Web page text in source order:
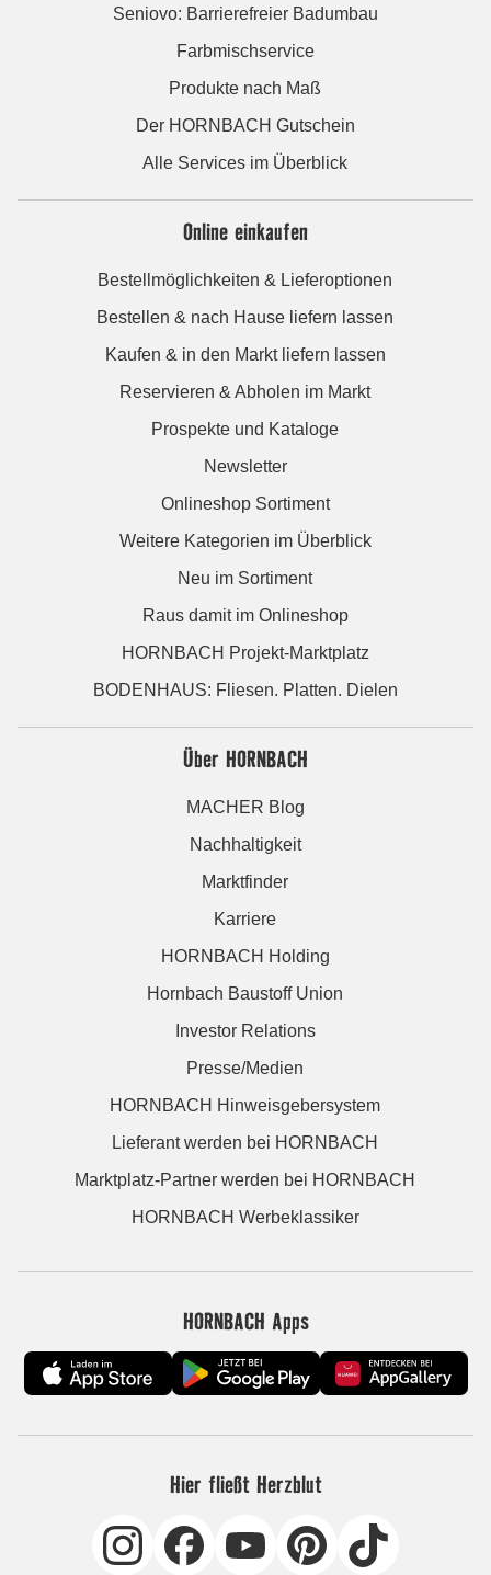
Seniovo: Barrierefreier Badumbau
Farbmischservice
Produkte nach Maß
Der HORNBACH Gutschein
Alle Services im Überblick
Online einkaufen
Bestellmöglichkeiten & Lieferoptionen
Bestellen & nach Hause liefern lassen
Kaufen & in den Markt liefern lassen
Reservieren & Abholen im Markt
Prospekte und Kataloge
Newsletter
Onlineshop Sortiment
Weitere Kategorien im Überblick
Neu im Sortiment
Raus damit im Onlineshop
HORNBACH Projekt-Marktplatz
BODENHAUS: Fliesen. Platten. Dielen
Über HORNBACH
MACHER Blog
Nachhaltigkeit
Marktfinder
Karriere
HORNBACH Holding
Hornbach Baustoff Union
Investor Relations
Presse/Medien
HORNBACH Hinweisgebersystem
Lieferant werden bei HORNBACH
Marktplatz-Partner werden bei HORNBACH
HORNBACH Werbeklassiker
HORNBACH Apps
Hier fließt Herzblut